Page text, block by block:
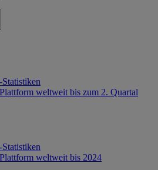
weltweit bis zum 2. Quartal
weltweit bis 2024